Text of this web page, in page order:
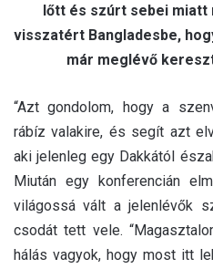
lőtt és szúrt sebei miatt
visszatért Bangladesbe,
már meglévő
“Azt gondolom, hogy a
rábíz valakire, és segít azt
aki jelenleg egy Dakkától
Miután egy konferencián
világossá vált a jelenlévők
csodát tett vele.
hálás vagyok, hogy most itt